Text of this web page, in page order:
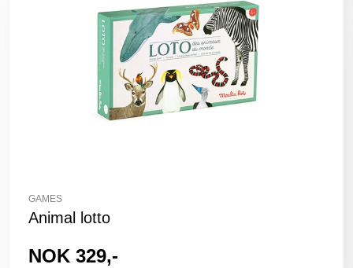
GAMES
Animal lotto
NOK 329,-